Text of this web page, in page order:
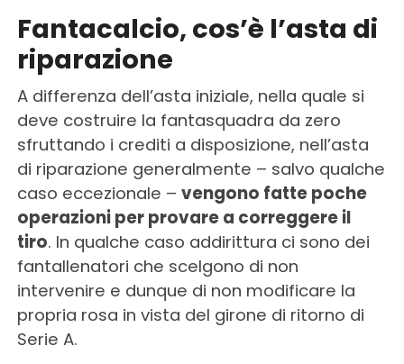
Fantacalcio, cos’è l’asta di
riparazione
A differenza dell’asta iniziale, nella quale si
deve costruire la fantasquadra da zero
sfruttando i crediti a disposizione, nell’asta
di riparazione generalmente – salvo qualche
caso eccezionale – vengono fatte poche
operazioni per provare a correggere il
tiro. In qualche caso addirittura ci sono dei
fantallenatori che scelgono di non
intervenire e dunque di non modificare la
propria rosa in vista del girone di ritorno di
Serie A.